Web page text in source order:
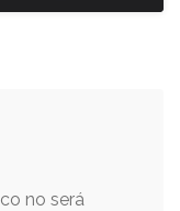
no será